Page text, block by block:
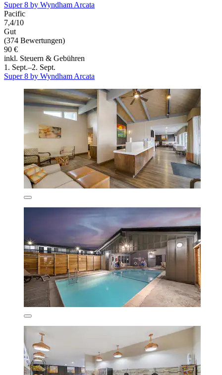
Super 8 by Wyndham Arcata
Pacific
7,4/10
Gut
(374 Bewertungen)
90 €
inkl. Steuern & Gebühren
1. Sept.–2. Sept.
Super 8 by Wyndham Arcata